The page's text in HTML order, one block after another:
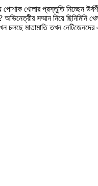
খোলার প্রস্তুতি নিচ্ছেন
সম্মান নিয়ে ছিনিমিনি
মাতামাতি তখন